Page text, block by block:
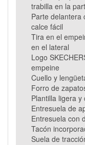
trabilla en la
Parte delantera
calce fácil
Tira en el
en el lateral
Logo
empeine
Cuello y
Forro de
Plantilla ligera
Entresuela de
Entresuela con
Tacón
Suela de